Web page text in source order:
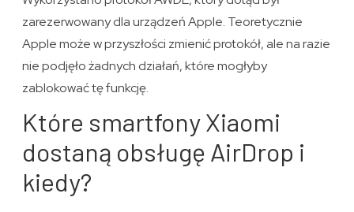
zarezerwowany dla urządzeń Apple. Teoretycznie
Apple może w przyszłości zmienić protokół, ale na razie
nie podjęło żadnych działań, które mogłyby
zablokować tę funkcję.
Które smartfony Xiaomi
dostaną obsługę AirDrop i
kiedy?